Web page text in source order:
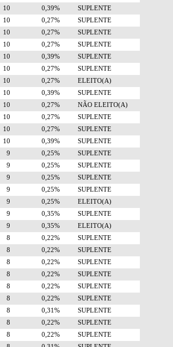
10 0,39%
SUPLENTE
10 0,27%
SUPLENTE
10 0,27%
SUPLENTE
10 0,27%
SUPLENTE
10 0,39%
SUPLENTE
10 0,27%
SUPLENTE
10 0,27%
ELEITO(A)
10 0,39%
SUPLENTE
10 0,27%
NÃO ELEITO(A)
10 0,27%
SUPLENTE
10 0,27%
SUPLENTE
10 0,39%
SUPLENTE
9 0,25%
SUPLENTE
9 0,25%
SUPLENTE
9 0,25%
SUPLENTE
9 0,25%
SUPLENTE
9 0,25%
ELEITO(A)
9 0,35%
SUPLENTE
9 0,35%
ELEITO(A)
8 0,22%
SUPLENTE
8 0,22%
SUPLENTE
8 0,22%
SUPLENTE
8 0,22%
SUPLENTE
8 0,22%
SUPLENTE
8 0,22%
SUPLENTE
8 0,31%
SUPLENTE
8 0,22%
SUPLENTE
8 0,22%
SUPLENTE